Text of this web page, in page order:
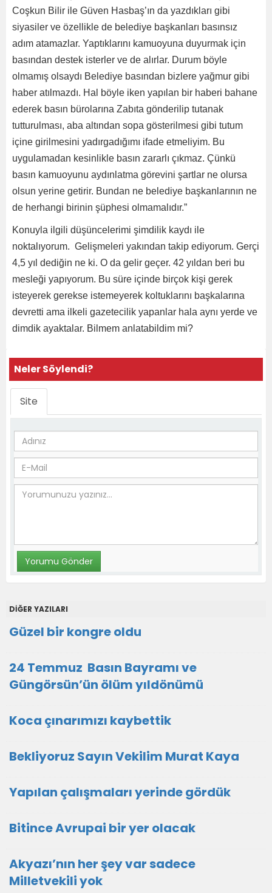
Coşkun Bilir ile Güven Hasbaş’ın da yazdıkları gibi
siyasiler ve özellikle de belediye başkanları basınsız
adım atamazlar. Yaptıklarını kamuoyuna duyurmak için
basından destek isterler ve de alırlar. Durum böyle
olmamış olsaydı Belediye basından bizlere yağmur gibi
haber atılmazdı. Hal böyle iken yapılan bir haberi bahane
ederek basın bürolarına Zabıta gönderilip tutanak
tutturulması, aba altından sopa gösterilmesi gibi tutum
içine girilmesini yadırgadığımı ifade etmeliyim. Bu
uygulamadan kesinlikle basın zararlı çıkmaz. Çünkü
basın kamuoyunu aydınlatma görevini şartlar ne olursa
olsun yerine getirir. Bundan ne belediye başkanlarının ne
de herhangi birinin şüphesi olmamalıdır.”
Konuyla ilgili düşüncelerimi şimdilik kaydı ile
noktalıyorum. Gelişmeleri yakından takip ediyorum. Gerçi
4,5 yıl dediğin ne ki. O da gelir geçer. 42 yıldan beri bu
mesleği yapıyorum. Bu süre içinde birçok kişi gerek
isteyerek gerekse istemeyerek koltuklarını başkalarına
devretti ama ilkeli gazetecilik yapanlar hala aynı yerde ve
dimdik ayaktalar. Bilmem anlatabildim mi?
Neler Söylendi?
Site
DİĞER YAZILARI
Güzel bir kongre oldu
24 Temmuz Basın Bayramı ve
Güngörsün’ün ölüm yıldönümü
Koca çınarımızı kaybettik
Bekliyoruz Sayın Vekilim Murat Kaya
Yapılan çalışmaları yerinde gördük
Bitince Avrupai bir yer olacak
Akyazı’nın her şey var sadece
Milletvekili yok